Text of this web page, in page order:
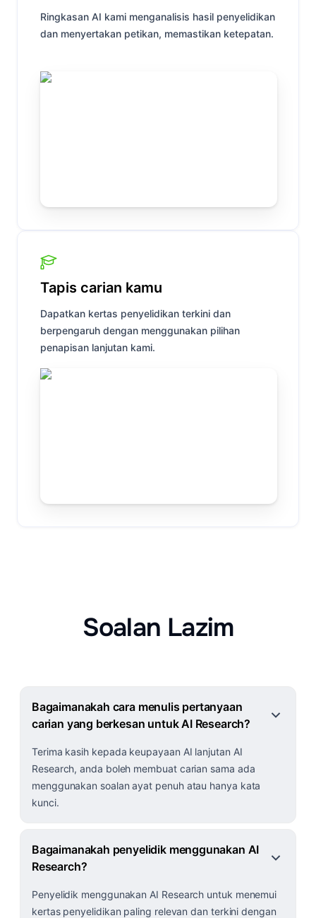
Ringkasan AI kami menganalisis hasil penyelidikan
dan menyertakan petikan, memastikan ketepatan.
Tapis carian kamu
Dapatkan kertas penyelidikan terkini dan
berpengaruh dengan menggunakan pilihan
penapisan lanjutan kami.
Soalan Lazim
Bagaimanakah cara menulis pertanyaan
carian yang berkesan untuk AI Research?
Terima kasih kepada keupayaan AI lanjutan AI
Research, anda boleh membuat carian sama ada
menggunakan soalan ayat penuh atau hanya kata
kunci.
Bagaimanakah penyelidik menggunakan AI
Research?
Penyelidik menggunakan AI Research untuk menemui
kertas penyelidikan paling relevan dan terkini dengan